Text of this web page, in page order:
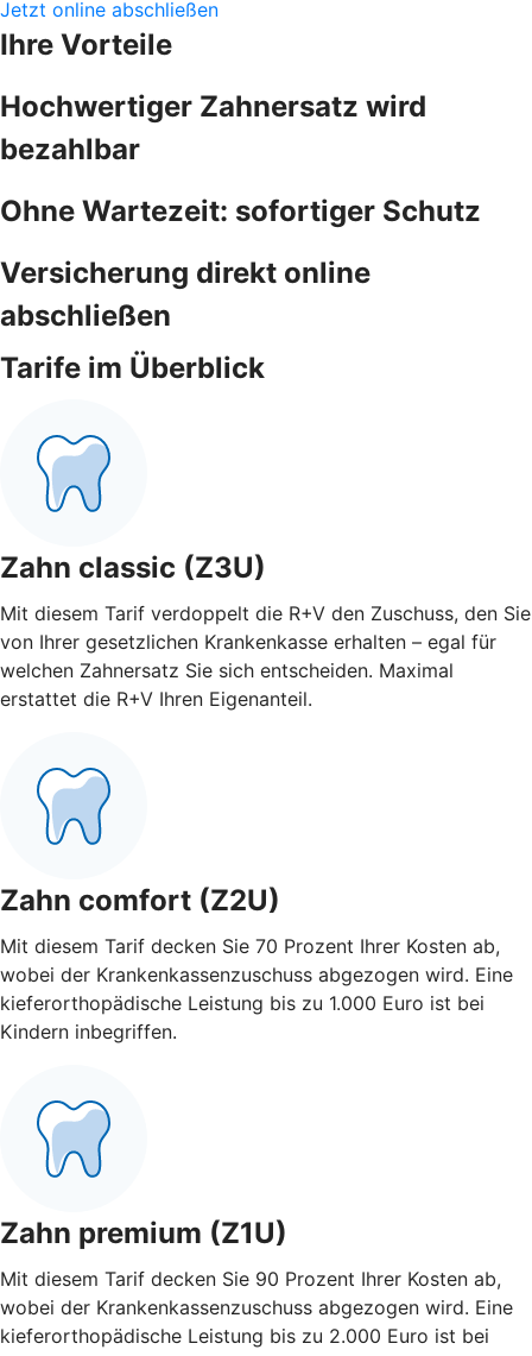
Jetzt online abschließen
Ihre Vorteile
Hochwertiger Zahnersatz wird
bezahlbar
Ohne Wartezeit: sofortiger Schutz
Versicherung direkt online
abschließen
Tarife im Überblick
Zahn classic (Z3U)
Mit diesem Tarif verdoppelt die R+V den Zuschuss, den Sie
von Ihrer gesetzlichen Krankenkasse erhalten – egal für
welchen Zahnersatz Sie sich entscheiden. Maximal
erstattet die R+V Ihren Eigenanteil.
Zahn comfort (Z2U)
Mit diesem Tarif decken Sie 70 Prozent Ihrer Kosten ab,
wobei der Krankenkassenzuschuss abgezogen wird. Eine
kieferorthopädische Leistung bis zu 1.000 Euro ist bei
Kindern inbegriffen.
Zahn premium (Z1U)
Mit diesem Tarif decken Sie 90 Prozent Ihrer Kosten ab,
wobei der Krankenkassenzuschuss abgezogen wird. Eine
kieferorthopädische Leistung bis zu 2.000 Euro ist bei